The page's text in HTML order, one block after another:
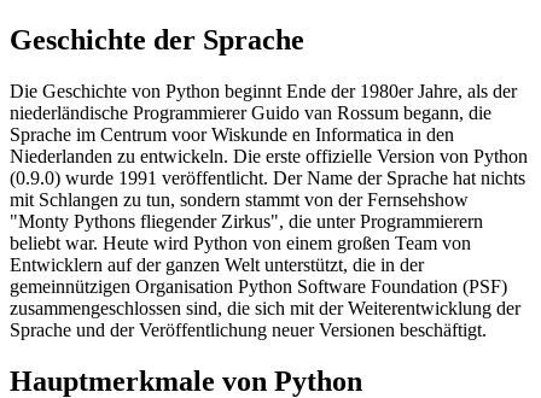
Geschichte der Sprache
Die Geschichte von Python beginnt Ende der 1980er Jahre, als der
niederländische Programmierer Guido van Rossum begann, die
Sprache im Centrum voor Wiskunde en Informatica in den
Niederlanden zu entwickeln. Die erste offizielle Version von Python
(0.9.0) wurde 1991 veröffentlicht. Der Name der Sprache hat nichts
mit Schlangen zu tun, sondern stammt von der Fernsehshow
"Monty Pythons fliegender Zirkus", die unter Programmierern
beliebt war. Heute wird Python von einem großen Team von
Entwicklern auf der ganzen Welt unterstützt, die in der
gemeinnützigen Organisation Python Software Foundation (PSF)
zusammengeschlossen sind, die sich mit der Weiterentwicklung der
Sprache und der Veröffentlichung neuer Versionen beschäftigt.
Hauptmerkmale von Python